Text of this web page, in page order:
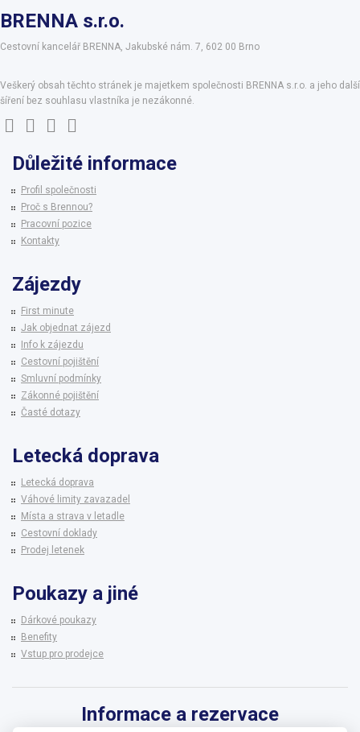
BRENNA s.r.o.
Cestovní kancelář BRENNA, Jakubské nám. 7, 602 00 Brno
Veškerý obsah těchto stránek je majetkem společnosti BRENNA s.r.o. a jeho další
šíření bez souhlasu vlastníka je nezákonné.
Důležité informace
Profil společnosti
Proč s Brennou?
Pracovní pozice
Kontakty
Zájezdy
First minute
Jak objednat zájezd
Info k zájezdu
Cestovní pojištění
Smluvní podmínky
Zákonné pojištění
Časté dotazy
Letecká doprava
Letecká doprava
Váhové limity zavazadel
Místa a strava v letadle
Cestovní doklady
Prodej letenek
Poukazy a jiné
Dárkové poukazy
Benefity
Vstup pro prodejce
Informace a rezervace